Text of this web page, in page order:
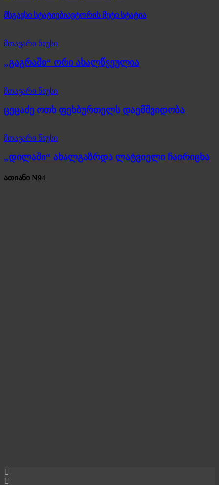
მსგავსი სტატიებიავტორის მეტი სტატია
მთავარი ნიუსი
„გაგრაში“ ორი ახალწვეულია
მთავარი ნიუსი
ცეცაძე ოთხ ფეხბურთელს დაემშვიდობა
მთავარი ნიუსი
„დილაში“ ახალგაზრდა ლატვიელი ჩაირიცხა
ათიანი N94